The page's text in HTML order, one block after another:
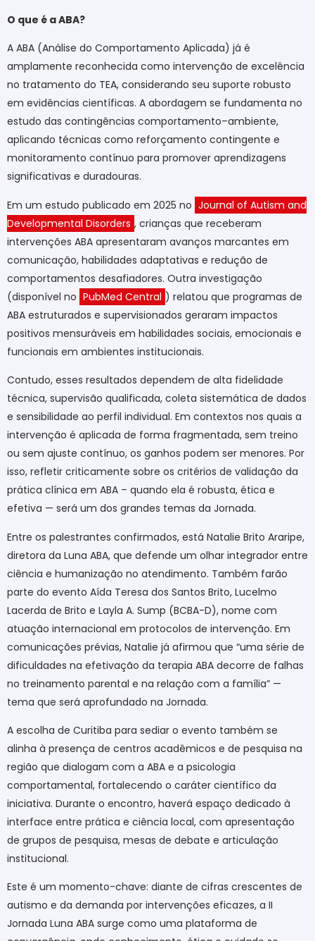
O que é a ABA?
A ABA (Análise do Comportamento Aplicada) já é
amplamente reconhecida como intervenção de excelência
no tratamento do TEA, considerando seu suporte robusto
em evidências científicas. A abordagem se fundamenta no
estudo das contingências comportamento–ambiente,
aplicando técnicas como reforçamento contingente e
monitoramento contínuo para promover aprendizagens
significativas e duradouras.
Em um estudo publicado em 2025 no Journal of Autism and
Developmental Disorders , crianças que receberam
intervenções ABA apresentaram avanços marcantes em
comunicação, habilidades adaptativas e redução de
comportamentos desafiadores. Outra investigação
(disponível no PubMed Central ) relatou que programas de
ABA estruturados e supervisionados geraram impactos
positivos mensuráveis em habilidades sociais, emocionais e
funcionais em ambientes institucionais.
Contudo, esses resultados dependem de alta fidelidade
técnica, supervisão qualificada, coleta sistemática de dados
e sensibilidade ao perfil individual. Em contextos nos quais a
intervenção é aplicada de forma fragmentada, sem treino
ou sem ajuste contínuo, os ganhos podem ser menores. Por
isso, refletir criticamente sobre os critérios de validação da
prática clínica em ABA – quando ela é robusta, ética e
efetiva — será um dos grandes temas da Jornada.
Entre os palestrantes confirmados, está Natalie Brito Araripe,
diretora da Luna ABA, que defende um olhar integrador entre
ciência e humanização no atendimento. Também farão
parte do evento Aída Teresa dos Santos Brito, Lucelmo
Lacerda de Brito e Layla A. Sump (BCBA-D), nome com
atuação internacional em protocolos de intervenção. Em
comunicações prévias, Natalie já afirmou que “uma série de
dificuldades na efetivação da terapia ABA decorre de falhas
no treinamento parental e na relação com a família” —
tema que será aprofundado na Jornada.
A escolha de Curitiba para sediar o evento também se
alinha à presença de centros acadêmicos e de pesquisa na
região que dialogam com a ABA e a psicologia
comportamental, fortalecendo o caráter científico da
iniciativa. Durante o encontro, haverá espaço dedicado à
interface entre prática e ciência local, com apresentação
de grupos de pesquisa, mesas de debate e articulação
institucional.
Este é um momento-chave: diante de cifras crescentes de
autismo e da demanda por intervenções eficazes, a II
Jornada Luna ABA surge como uma plataforma de